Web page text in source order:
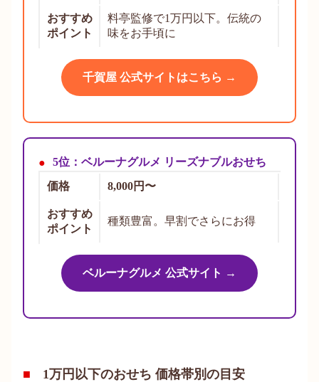
おすすめ
ポイント
料亭監修で1万円以下。伝統の
味をお手頃に
千賀屋 公式サイトはこちら →
5位：ベルーナグルメ リーズナブルおせち
価格
8,000円〜
おすすめ
ポイント
種類豊富。早割でさらにお得
ベルーナグルメ 公式サイト →
1万円以下のおせち 価格帯別の目安